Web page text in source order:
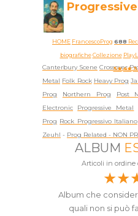
Progressive
HOME FrancescoProg 688
biografiche Collezione
5★4★
Canterbury Scene Crossover
Metal Folk Rock Heavy Prog
Prog
Northern Prog Post
Electronic
Progressive Metal
Prog Rock Progressivo Italiano
Zeuhl - Prog Related - NON
ALBUM
Articoli in ordine
Album che
quali non si può